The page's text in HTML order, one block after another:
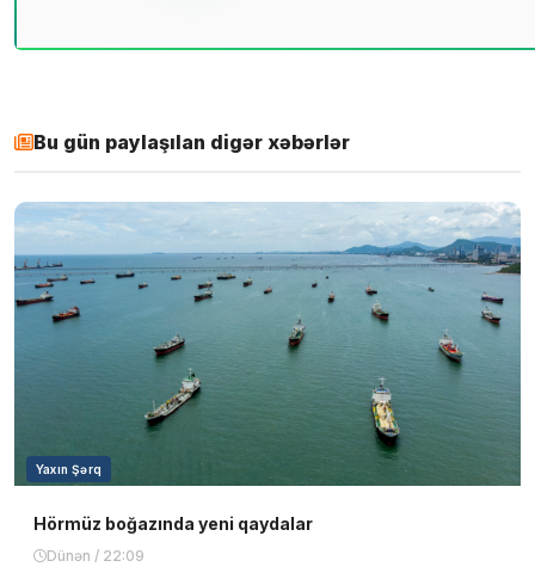
Bu gün paylaşılan digər xəbərlər
Yaxın Şərq
Hörmüz boğazında yeni qaydalar
Dünən / 22:09